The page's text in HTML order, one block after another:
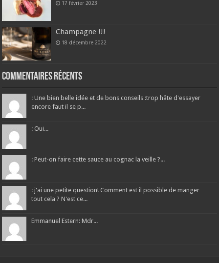
17 février 2023
Champagne !!!
18 décembre 2022
Commentaires récents
: Une bien belle idée et de bons conseils :trop hâte d'essayer
encore faut il se p...
: Oui...
: Peut-on faire cette sauce au cognac la veille ?...
: j'ai une petite question! Comment est il possible de manger
tout cela ? N'est ce...
Emmanuel Estern: Mdr...